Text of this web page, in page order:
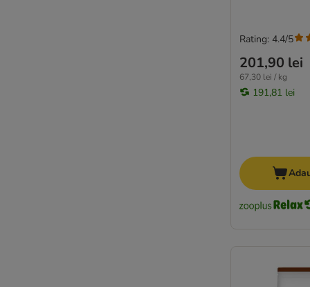
201,90 lei
67,30 lei / kg
191,81 lei
Rating: 4.4/5